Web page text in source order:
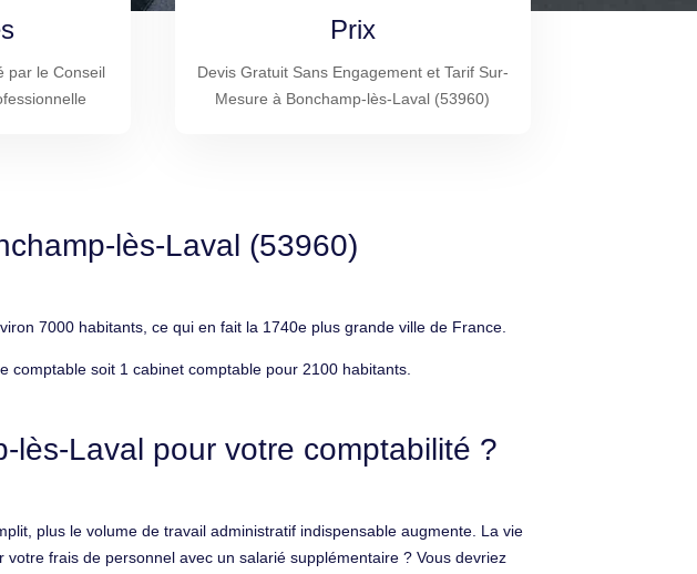
par le Conseil
Prix
Devis Gratuit Sans Engagement et Tarif Sur-
Mesure à Bonchamp-lès-Laval (53960)
lès-Laval (53960)
7000 habitants, ce qui en fait la 1740e plus grande ville de France.
soit 1 cabinet comptable pour 2100 habitants.
lès-Laval pour votre comptabilité ?
plus le volume de travail administratif indispensable augmente. La vie
frais de personnel avec un salarié supplémentaire ? Vous devriez